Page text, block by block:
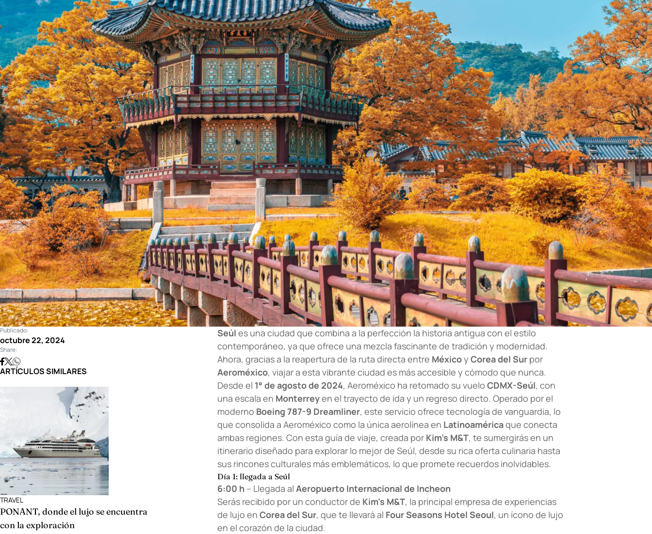
Seúl es una ciudad que combina a la perfección la historia antigua con el estilo
contemporáneo, ya que ofrece una mezcla fascinante de tradición y modernidad.
Ahora, gracias a la reapertura de la ruta directa entre Méxicoy Corea del Sur por
Aeroméxico, viajar a esta vibrante ciudad es más accesible y cómodo que nunca.
Desde el 1° de agosto de 2024, Aeroméxico ha retomado su vuelo CDMX-Seúl, con
una escala en Monterreyen el trayecto de ida y un regreso directo. Operado por el
moderno Boeing 787-9 Dreamliner, este servicio ofrece tecnología de vanguardia, lo
que consolida a Aeroméxico como la única aerolínea en Latinoaméricaque conecta
ambas regiones. Con esta guía de viaje, creada por Kim’s M&T, te sumergirás en un
itinerario diseñado para explorar lo mejor de Seúl, desde su rica oferta culinaria hasta
sus rincones culturales más emblemáticos, lo que promete recuerdos inolvidables.
Día 1: llegada a Seúl
6:00 h – Llegada al Aeropuerto Internacional de Incheon
Serás recibido por un conductor de Kim’s M&T, la principal empresa de experiencias
de lujo en Corea del Sur, que te llevará al Four Seasons Hotel Seoul, un ícono de lujo
en el corazón de la ciudad.
Publicado:
octubre 22, 2024
Share:
ARTÍCULOS SIMILARES
TRAVEL
PONANT, donde el lujo se encuentra
con la exploración